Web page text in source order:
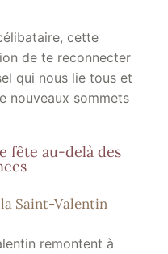
cette
de te reconnecter
qui nous lie tous et
nouveaux sommets
fête au-delà des
la Saint-Valentin
remontent à